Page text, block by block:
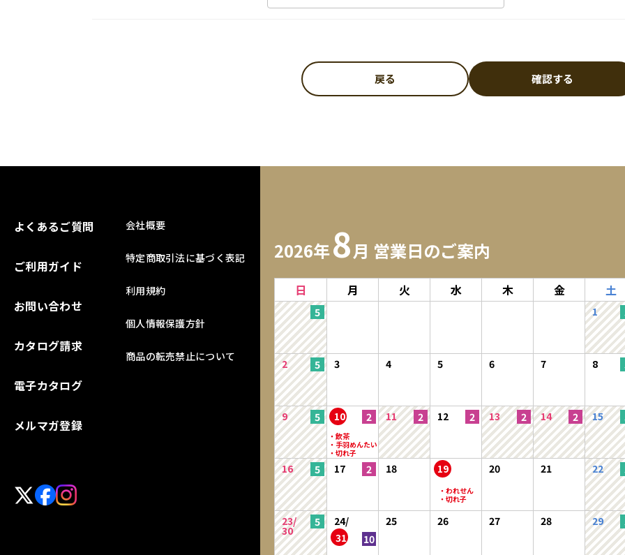
確認する
戻る
2026年8月 営業日のご案内
日 月 火 水 木 金 土
1
2 3 4 5 6 7 8
9 10 11 12 13 14 15
16 17 18 19 20 21 22
23/
30
24/
31
25 26 27 28 29
よくあるご質問
ご利用ガイド
お問い合わせ
カタログ請求
電子カタログ
メルマガ登録
会社概要
特定商取引法に基づく表記
利用規約
個人情報保護方針
商品の転売禁止について